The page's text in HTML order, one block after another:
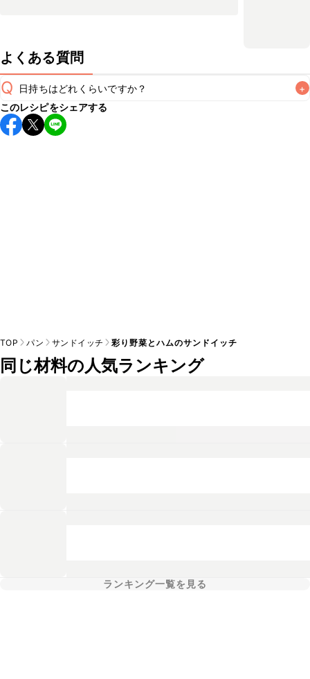
よくある質問
Q 日持ちはどれくらいですか？ +
保存期間は冷蔵で当日中が目安です。なるべくお早めにお召
し上がりください。
このレシピをシェアする
TOP パン サンドイッチ 彩り野菜とハムのサンドイッチ
同じ材料の人気ランキング
ランキング一覧を見る